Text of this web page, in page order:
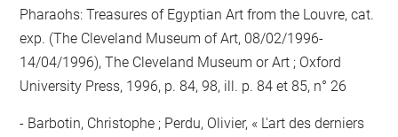
Pharaohs: Treasures of Egyptian Art from the Louvre, cat.
exp. (The Cleveland Museum of Art, 08/02/1996-
14/04/1996), The Cleveland Museum or Art ; Oxford
University Press, 1996, p. 84, 98, ill. p. 84 et 85, n° 26
Barbotin, Christophe ; Perdu, Olivier, « L'art des derniers